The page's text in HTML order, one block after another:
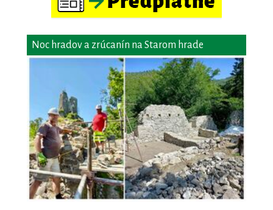
Noc hradov a zrúcanín na Starom hrade